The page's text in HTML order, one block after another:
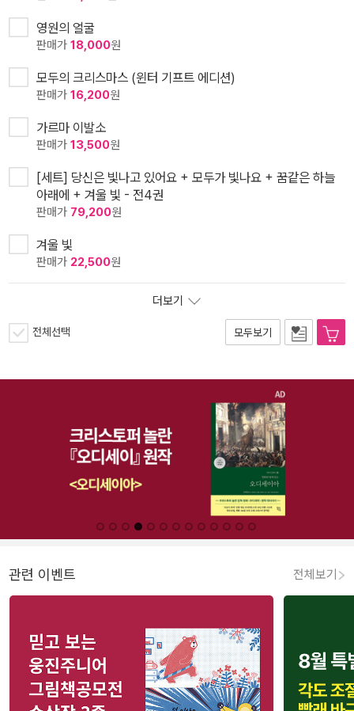
영원의 얼굴
판매가 18,000원
모두의 크리스마스 (윈터 기프트 에디션)
판매가 16,200원
가르마 이발소
판매가 13,500원
[세트] 당신은 빛나고 있어요 + 모두가 빛나요 + 꿈같은 하늘
아래에 + 겨울 빛 - 전4권
판매가 79,200원
겨울 빛
판매가 22,500원
더보기
전체선택 모두보기
관련 이벤트 전체보기